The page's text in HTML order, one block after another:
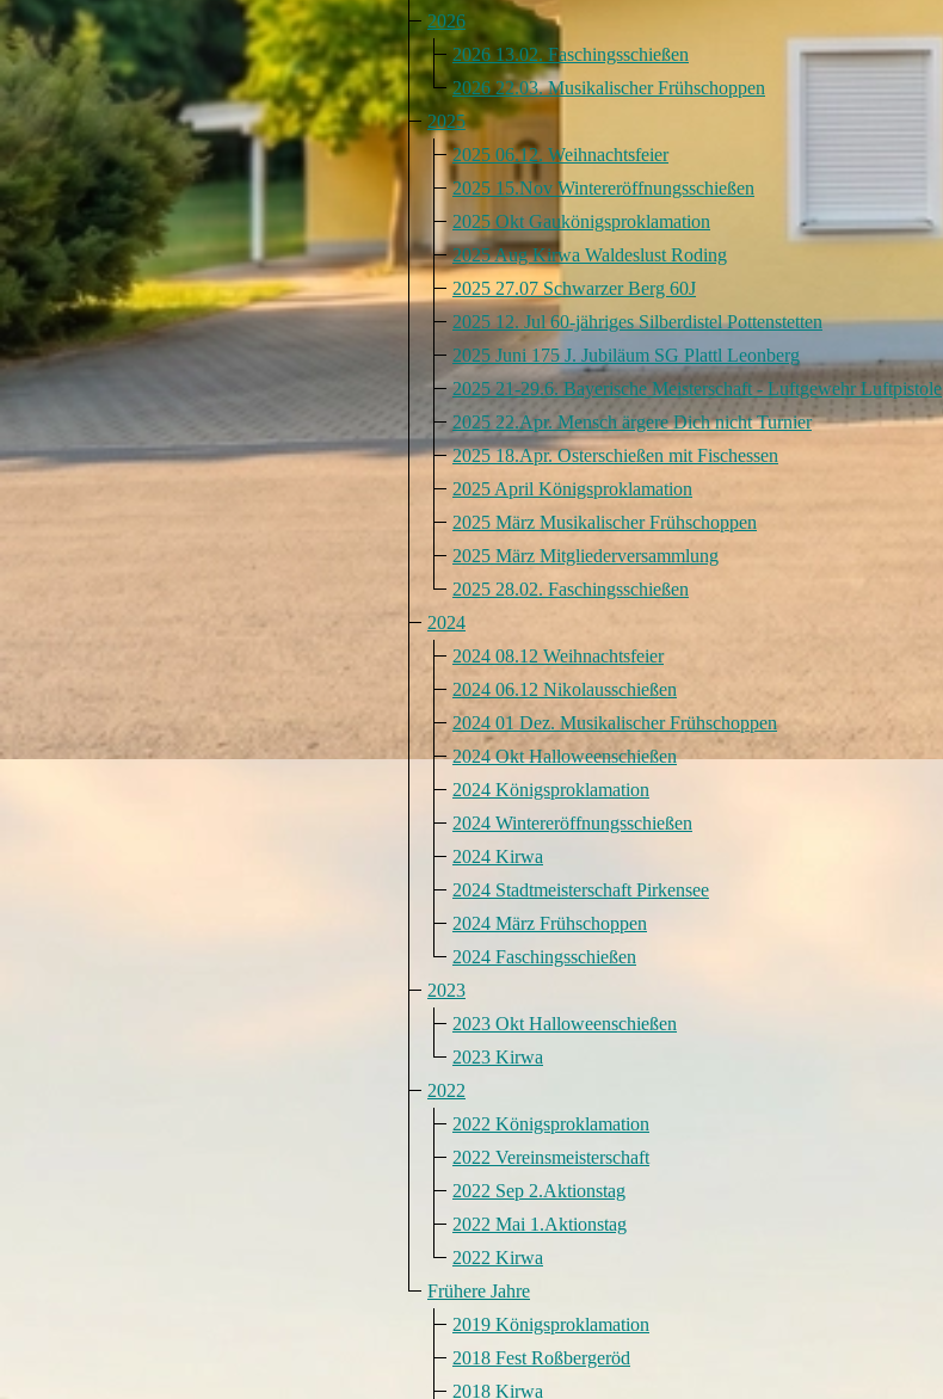
2026
2026 13.02. Faschingsschießen
2026 22.03. Musikalischer Frühschoppen
2025
2025 06.12. Weihnachtsfeier
2025 15.Nov Wintereröffnungsschießen
2025 Okt Gaukönigsproklamation
2025 Aug Kirwa Waldeslust Roding
2025 27.07 Schwarzer Berg 60J
2025 12. Jul 60-jähriges Silberdistel Pottenstetten
2025 Juni 175 J. Jubiläum SG Plattl Leonberg
2025 21-29.6. Bayerische Meisterschaft - Luftgewehr Luftpistole
2025 22.Apr. Mensch ärgere Dich nicht Turnier
2025 18.Apr. Osterschießen mit Fischessen
2025 April Königsproklamation
2025 März Musikalischer Frühschoppen
2025 März Mitgliederversammlung
2025 28.02. Faschingsschießen
2024
2024 08.12 Weihnachtsfeier
2024 06.12 Nikolausschießen
2024 01 Dez. Musikalischer Frühschoppen
2024 Okt Halloweenschießen
2024 Königsproklamation
2024 Wintereröffnungsschießen
2024 Kirwa
2024 Stadtmeisterschaft Pirkensee
2024 März Frühschoppen
2024 Faschingsschießen
2023
2023 Okt Halloweenschießen
2023 Kirwa
2022
2022 Königsproklamation
2022 Vereinsmeisterschaft
2022 Sep 2.Aktionstag
2022 Mai 1.Aktionstag
2022 Kirwa
Frühere Jahre
2019 Königsproklamation
2018 Fest Roßbergeröd
2018 Kirwa